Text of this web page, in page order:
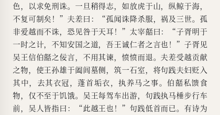
色，以求免刑诛。一旦稍得志，如放虎于山，纵鲸于海，
不复可制矣！”夫差曰：“孤闻诛降杀服，祸及三世。孤
非爱越而不诛，恐见咎于天耳！”太宰嚭曰：“子胥明于
一时之计，不知安国之道，吾王诚仁者之言也！”子胥见
吴王信伯嚭之佞言，不用其谏，愤愤而退。夫差受越贡献
之物，使王孙雄于阖闾墓侧，筑一石室，将句践夫妇贬入
其中，去其衣冠，蓬首垢衣，执养马之事。伯嚭私馈食
物，仅不至于饥饿。吴王每驾车出游，句践执马棰步行车
前，吴人皆指曰：“此越王也！”句践低首而已。有诗为